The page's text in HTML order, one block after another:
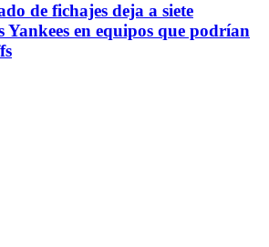
de fichajes deja a siete
Yankees en equipos que podrían